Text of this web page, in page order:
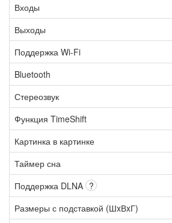
Входы
Выходы
Поддержка Wi-Fi
Bluetooth
Стереозвук
Функция TimeShift
Картинка в картинке
Таймер сна
Поддержка DLNA ?
Размеры с подставкой (ШxВxГ)